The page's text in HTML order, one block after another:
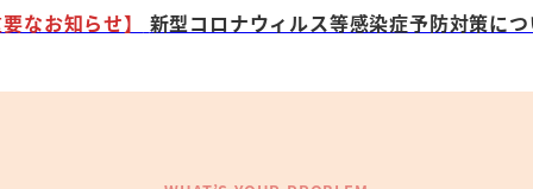
なお知らせ】 新型コロナウィルス等感染症予防対策に